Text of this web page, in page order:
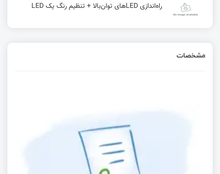
راه‌اندازی LEDهای توان‌بالا + تنظیم رنگ یک LED
راه‌اندازی نمایشگر LED سون سگمنت + راه‌اندازی
نمایشگرهای LED سون‌ سگمنت چندرقمی:
مالتی‌پلکسینگ
مشخصات